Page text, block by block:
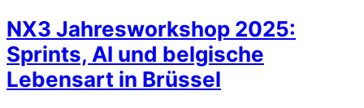
NX3 Jahresworkshop 2025:
Sprints, AI und belgische
Lebensart in Brüssel